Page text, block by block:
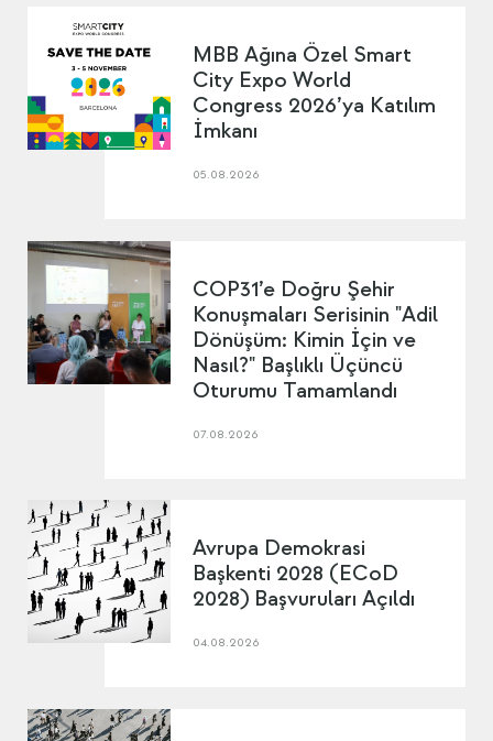
MBB Ağına Özel Smart
City Expo World
Congress 2026’ya Katılım
İmkanı
05.08.2026
COP31’e Doğru Şehir
Konuşmaları Serisinin "Adil
Dönüşüm: Kimin İçin ve
Nasıl?" Başlıklı Üçüncü
Oturumu Tamamlandı
07.08.2026
Avrupa Demokrasi
Başkenti 2028 (ECoD
2028) Başvuruları Açıldı
04.08.2026